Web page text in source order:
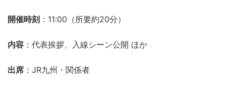
開催時刻 ：11:00（所要約20分）
内容 ：代表挨拶、入線シーン公開 ほか
出席 ：JR九州・関係者